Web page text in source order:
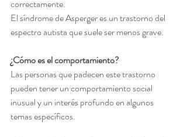
correctamente.
El síndrome de Asperger es un trastorno del
espectro autista que suele ser menos grave.
¿Cómo es el comportamiento?
Las personas que padecen este trastorno
pueden tener un comportamiento social
inusual y un interés profundo en algunos
temas específicos.